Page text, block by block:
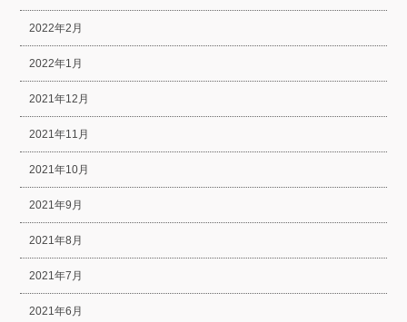
2022年2月
2022年1月
2021年12月
2021年11月
2021年10月
2021年9月
2021年8月
2021年7月
2021年6月